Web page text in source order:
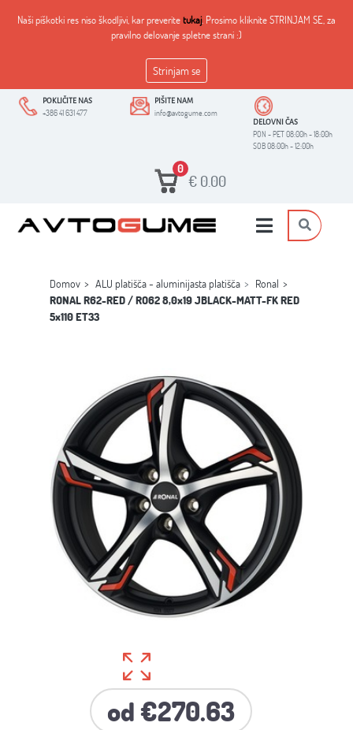
Naši piškotki res niso škodljivi, kar preveritetukaj. Prosimo kliknite STRINJAM SE, za
pravilno delovanje spletne strani :)
Strinjam se
POKLIČITE NAS
+386 41 631 477
PIŠITE NAM
info@avtogume.com
DELOVNI ČAS
PON - PET 08:00h - 18:00h
SOB 08:00h - 12:00h
0
€ 0.00
Domov ALU platišča - aluminijasta platišča
Ronal
RONAL R62-RED / RO62 8,0x19 JBLACK-MATT-FK RED
5x110 ET33
od €270.63